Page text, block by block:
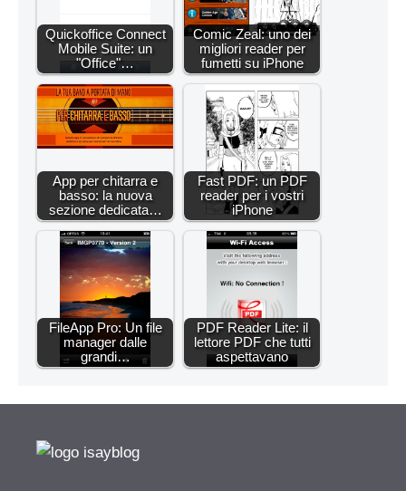
Quickoffice Connect
Mobile Suite: un
"Office"…
Comic Zeal: uno dei
migliori reader per
fumetti su iPhone
App per chitarra e
basso: la nuova
sezione dedicata…
Fast PDF: un PDF
reader per i vostri
iPhone
FileApp Pro: Un file
manager dalle
grandi…
PDF Reader Lite: il
lettore PDF che tutti
aspettavano